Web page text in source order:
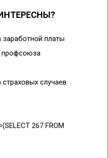
заработной платы
случаев
267 FROM